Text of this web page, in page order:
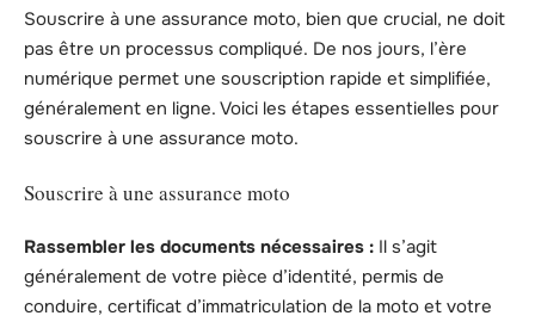
Souscrire à une assurance moto, bien que crucial, ne doit
pas être un processus compliqué. De nos jours, l’ère
numérique permet une souscription rapide et simplifiée,
généralement en ligne. Voici les étapes essentielles pour
souscrire à une assurance moto.
Souscrire à une assurance moto
Rassembler les documents nécessaires : Il s’agit
généralement de votre pièce d’identité, permis de
conduire, certificat d’immatriculation de la moto et votre